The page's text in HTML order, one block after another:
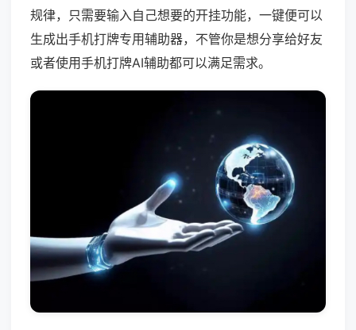
规律，只需要输入自己想要的开挂功能，一键便可以
生成出手机打牌专用辅助器，不管你是想分享给好友
或者使用手机打牌AI辅助都可以满足需求。